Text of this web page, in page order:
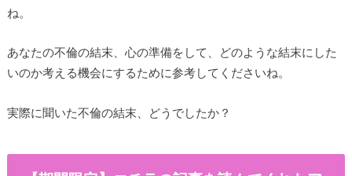
ね。
あなたの不倫の結末、心の準備をして、どのような結末にした
いのか考える機会にするために参考してくださいね。
実際に聞いた不倫の結末、どうでしたか？